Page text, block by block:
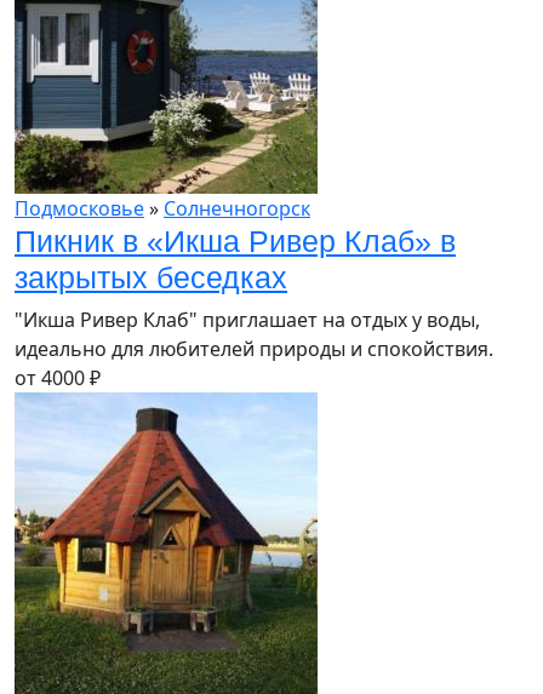
Подмосковье» Солнечногорск
Пикник в «Икша Ривер Клаб» в
закрытых беседках
"Икша Ривер Клаб" приглашает на отдых у воды,
идеально для любителей природы и спокойствия.
от4000₽